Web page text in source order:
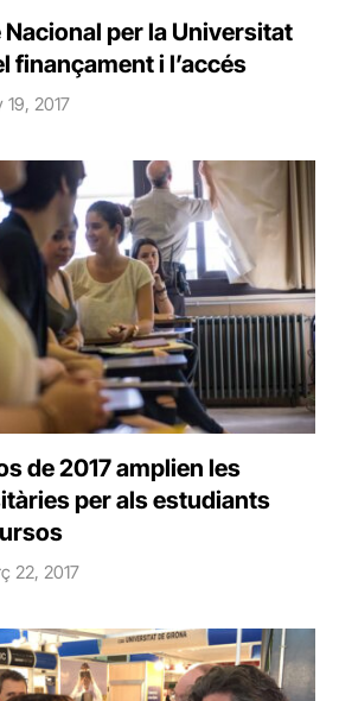
Nacional per la Universitat
finançament i l’accés
19, 2017
de 2017 amplien les
per als estudiants
22, 2017